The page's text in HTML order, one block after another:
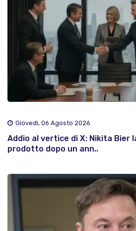
Giovedì, 06 Agosto 2026
Addio al vertice di X: Nikita Bier
prodotto dopo un ann..